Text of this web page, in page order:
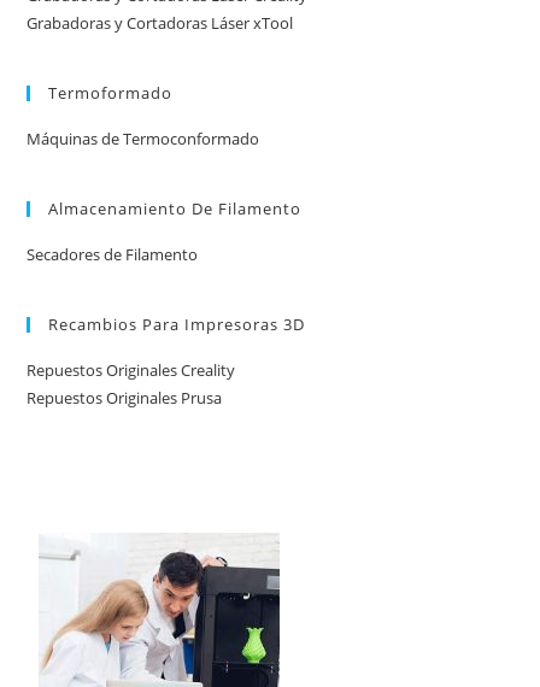
Grabadoras y Cortadoras Láser xTool
Termoformado
Máquinas de Termoconformado
Almacenamiento De Filamento
Secadores de Filamento
Recambios Para Impresoras 3D
Repuestos Originales Creality
Repuestos Originales Prusa